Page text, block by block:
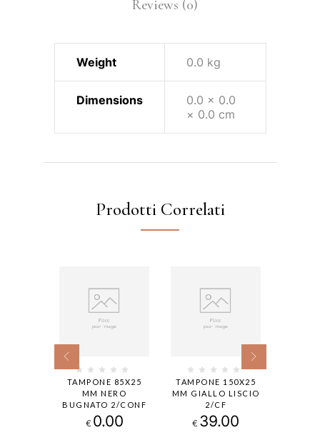
Reviews (0)
Weight 0.0 kg
Dimensions
0.0 × 0.0
× 0.0 cm
Prodotti Correlati
TAMPONE 85X25
MM NERO
BUGNATO 2/CONF
€ 0.00
TAMPONE 150X25
MM GIALLO LISCIO
2/CF
€ 39.00